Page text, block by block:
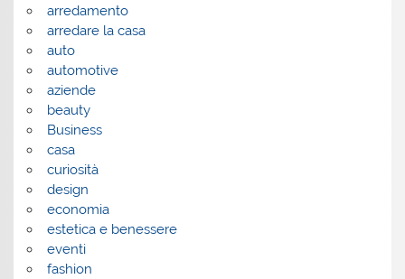
arredamento
arredare la casa
auto
automotive
aziende
beauty
Business
casa
curiosità
design
economia
estetica e benessere
eventi
fashion